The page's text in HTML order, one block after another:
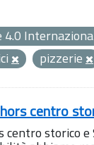
pizzerie
centro
centro storico